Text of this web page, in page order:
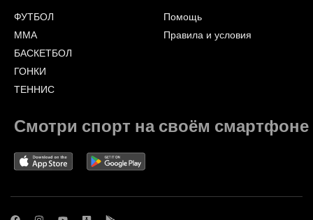
ФУТБОЛ
ММА
БАСКЕТБОЛ
ГОНКИ
ТЕННИС
Помощь
Правила и условия
Смотри спорт на своём смартфоне